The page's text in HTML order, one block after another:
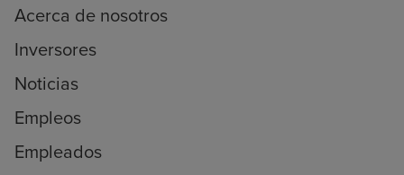
Acerca de nosotros
Inversores
Noticias
Empleos
Empleados